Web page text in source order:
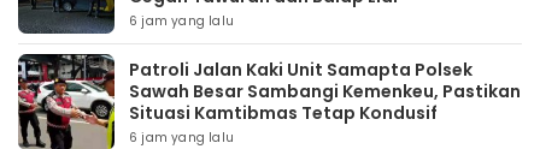
6 jam yang lalu
Patroli Jalan Kaki Unit Samapta Polsek
Sawah Besar Sambangi Kemenkeu, Pastikan
Situasi Kamtibmas Tetap Kondusif
6 jam yang lalu